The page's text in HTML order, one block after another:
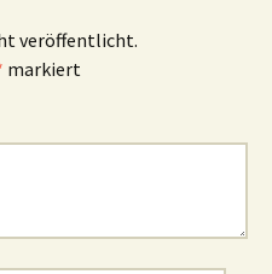
veröffentlicht.
markiert